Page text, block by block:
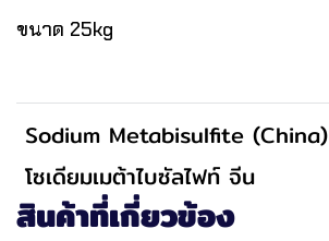
ขนาด 25kg
Sodium Metabisulfite (China)
โซเดียมเมต้าไบซัลไฟท์ จีน
สินค้าที่เกี่ยวข้อง